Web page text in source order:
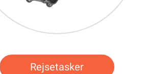
Rejsetasker